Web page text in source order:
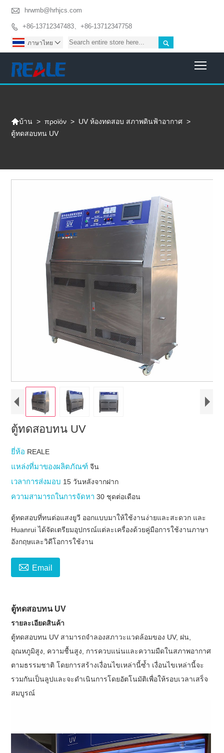
 hrwmb@hrhjcs.com
 +86-13712347483、+86-13712347758

ภาษาไทย 
บ้าน > προϊόν > UV ห้องทดสอบ สภาพดินฟ้าอากาศ >
ตู้ทดสอบทน UV
ตู้ทดสอบทน UV
ยี่ห้อ REALE
แหล่งที่มาของผลิตภัณฑ์จีน
เวลาการส่งมอบ 15 วันหลังจากฝาก
ความสามารถในการจัดหา30 ชุดต่อเดือน
ตู้ทดสอบที่ทนต่อแสงยูวี ออกแบบมาให้ใช้งานง่ายและสะดวก และ
Huanrui ได้จัดเตรียมอุปกรณ์แต่ละเครื่องด้วยคู่มือการใช้งานภาษา
อังกฤษและวิดีโอการใช้งาน
 Email
ตู้ทดสอบทน UV
รายละเอียดสินค้า
ตู้ทดสอบทน UV สามารถจำลองสภาวะแวดล้อมของ UV, ฝน,
อุณหภูมิสูง, ความชื้นสูง, การควบแน่นและความมืดในสภาพอากาศ
ตามธรรมชาติ โดยการสร้างเงื่อนไขเหล่านี้ซ้ำ เงื่อนไขเหล่านี้จะ
รวมกันเป็นลูปและจะดำเนินการโดยอัตโนมัติเพื่อให้รอบเวลาเสร็จ
สมบูรณ์